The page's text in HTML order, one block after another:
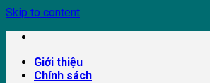
Skip to content
Giới thiệu
Chính sách